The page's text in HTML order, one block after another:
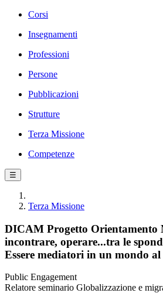
Corsi
Insegnamenti
Professioni
Persone
Pubblicazioni
Strutture
Terza Missione
Competenze
☰
Terza Missione
DICAM Progetto Orientamento
incontrare, operare...tra le
Essere mediatori in un mondo al
Public Engagement
Relatore seminario Globalizzazione e